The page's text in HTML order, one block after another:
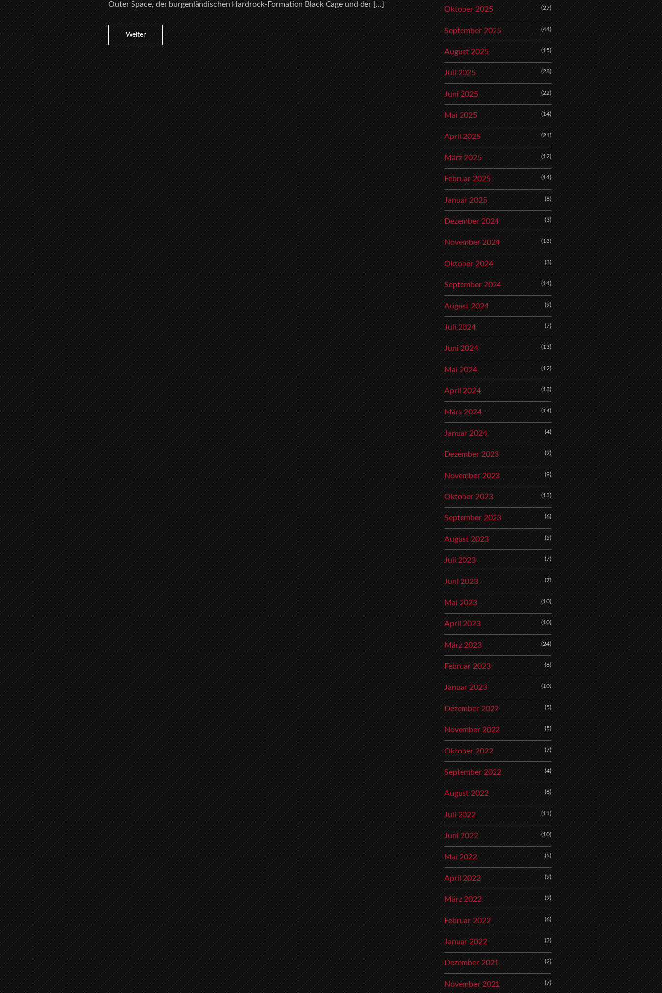
Outer Space, der burgenländischen Hardrock-Formation Black Cage und der […]
Weiter
Oktober 2025 (27)
September 2025 (44)
August 2025 (15)
Juli 2025 (28)
Juni 2025 (22)
Mai 2025 (14)
April 2025 (21)
März 2025 (12)
Februar 2025 (14)
Januar 2025 (6)
Dezember 2024 (3)
November 2024 (13)
Oktober 2024 (3)
September 2024 (14)
August 2024 (9)
Juli 2024 (7)
Juni 2024 (13)
Mai 2024 (12)
April 2024 (13)
März 2024 (14)
Januar 2024 (4)
Dezember 2023 (9)
November 2023 (9)
Oktober 2023 (13)
September 2023 (6)
August 2023 (5)
Juli 2023 (7)
Juni 2023 (7)
Mai 2023 (10)
April 2023 (10)
März 2023 (24)
Februar 2023 (8)
Januar 2023 (10)
Dezember 2022 (5)
November 2022 (5)
Oktober 2022 (7)
September 2022 (4)
August 2022 (6)
Juli 2022 (11)
Juni 2022 (10)
Mai 2022 (5)
April 2022 (9)
März 2022 (9)
Februar 2022 (6)
Januar 2022 (3)
Dezember 2021 (2)
November 2021 (7)